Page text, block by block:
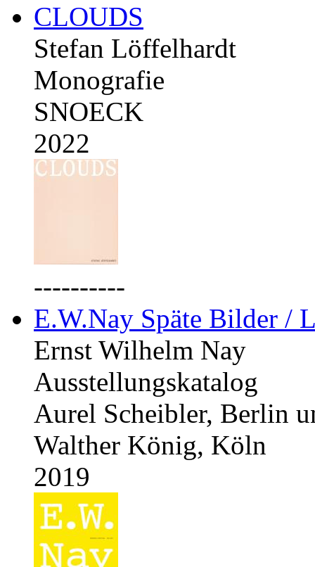
CLOUDS
Stefan Löffelhardt
Monografie
SNOECK
2022
----------
E.W.Nay Späte Bilder /
Ernst Wilhelm Nay
Ausstellungskatalog
Aurel Scheibler, Berlin
Walther König, Köln
2019